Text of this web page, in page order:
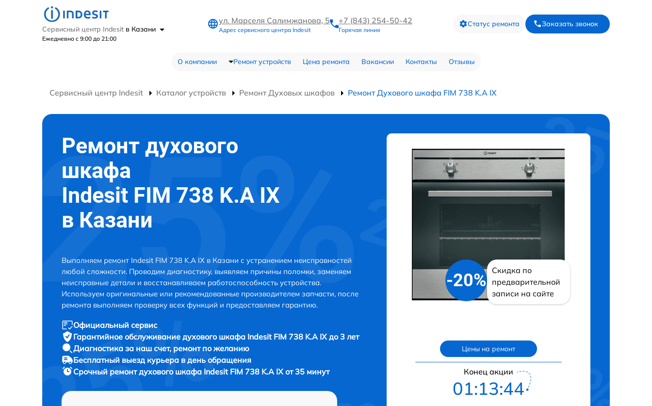
Сервисный центр Indesit в Казани
Ежедневно с 9:00 до 21:00
ул. Марселя Салимжанова, 5
Адрес сервисного центра Indesit
+7 (843) 254-50-42
Горячая линия
Статус ремонта Заказать звонок
О компании Ремонт устройств Цена ремонта Вакансии Контакты Отзывы
Сервисный центр Indesit Каталог устройств Ремонт Духовых шкафов Ремонт Духового шкафа FIM 738 K.A IX
Ремонт духового
шкафа
Indesit FIM 738 K.A IX
в Казани
Выполняем ремонт Indesit FIM 738 K.A IX в Казани с устранением неисправностей
любой сложности. Проводим диагностику, выявляем причины поломки, заменяем
неисправные детали и восстанавливаем работоспособность устройства.
Используем оригинальные или рекомендованные производителем запчасти, после
ремонта выполняем проверку всех функций и предоставляем гарантию.
Официальный сервис
Гарантийное обслуживание духового шкафа Indesit FIM 738 K.A IX до 3 лет
Диагностика за наш счет, ремонт по желанию
Бесплатный выезд курьера в день обращения
Срочный ремонтдухового шкафа Indesit FIM 738 K.A IX от 35 минут
-20%
Скидка по
предварительной
записи на сайте
Цены на ремонт
Конец акции
01:13:43